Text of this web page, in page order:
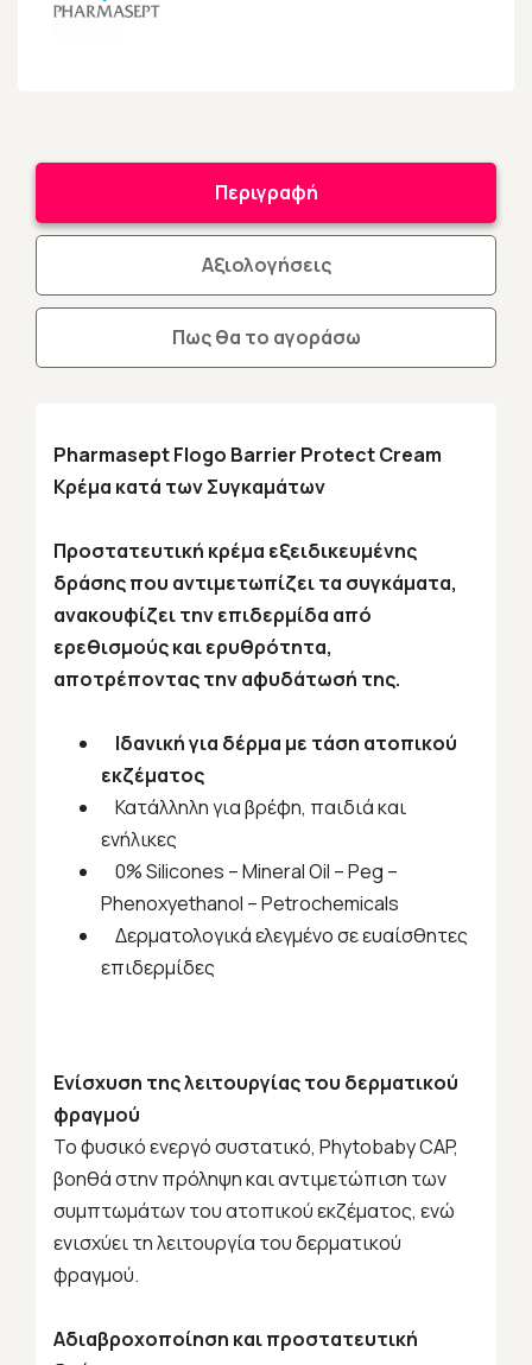
Περιγραφή
Αξιολογήσεις
Πως θα το αγοράσω
Pharmasept Flogo Barrier Protect Cream
Κρέμα κατά των Συγκαμάτων
Προστατευτική κρέμα εξειδικευμένης
δράσης που αντιμετωπίζει τα συγκάματα,
ανακουφίζει την επιδερμίδα από
ερεθισμούς και ερυθρότητα,
αποτρέποντας την αφυδάτωσή της.
Ιδανική για δέρμα με τάση ατοπικού
εκζέματος
Κατάλληλη για βρέφη, παιδιά και
ενήλικες
0% Silicones – Mineral Oil – Peg –
Phenoxyethanol – Petrochemicals
Δερματολογικά ελεγμένο σε ευαίσθητες
επιδερμίδες
Ενίσχυση της λειτουργίας του δερματικού
φραγμού
Το φυσικό ενεργό συστατικό, Phytobaby CAP,
βοηθά στην πρόληψη και αντιμετώπιση των
συμπτωμάτων του ατοπικού εκζέματος, ενώ
ενισχύει τη λειτουργία του δερματικού
φραγμού.
Αδιαβροχοποίηση και προστατευτική